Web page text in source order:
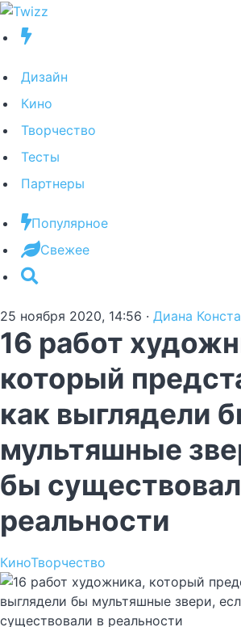
Дизайн
Кино
Творчество
Тесты
Партнеры
Популярное
Свежее
25 ноября 2020, 14:56 · Диана
16 работ
который
как выглядели
мультяшные
бы
реальности
КиноТворчество